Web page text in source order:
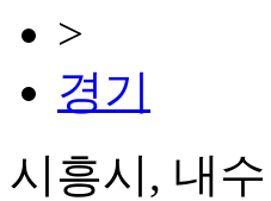
>
경기
시흥시, 내